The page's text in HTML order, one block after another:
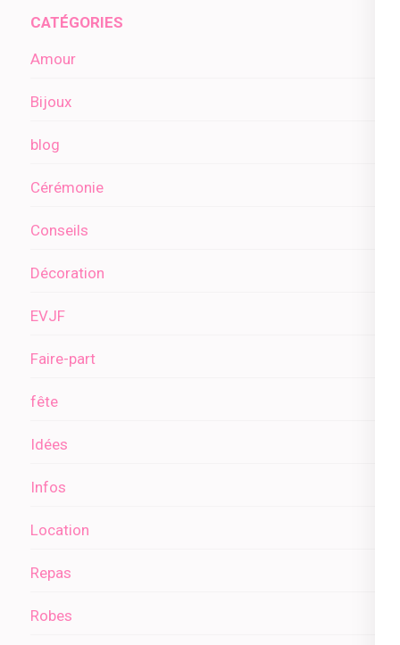
CATÉGORIES
Amour
Bijoux
blog
Cérémonie
Conseils
Décoration
EVJF
Faire-part
fête
Idées
Infos
Location
Repas
Robes